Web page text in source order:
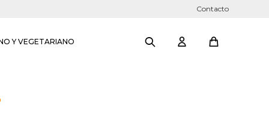
Y VEGETARIANO
Contacto